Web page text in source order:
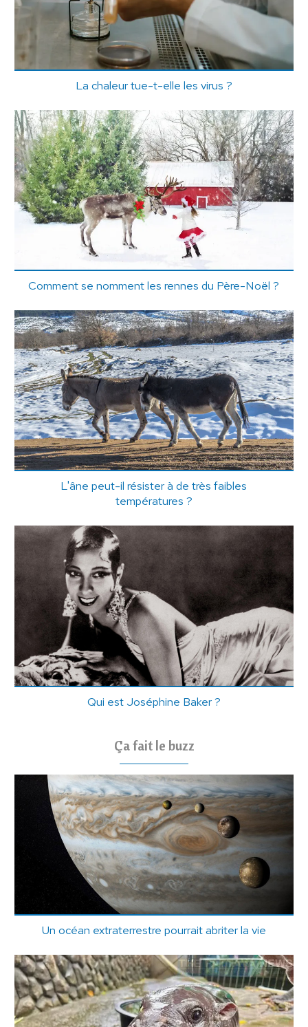
La chaleur tue-t-elle les virus ?
Comment se nomment les rennes du Père-Noël ?
L'âne peut-il résister à de très faibles
températures ?
Qui est Joséphine Baker ?
Ça fait le buzz
Un océan extraterrestre pourrait abriter la vie